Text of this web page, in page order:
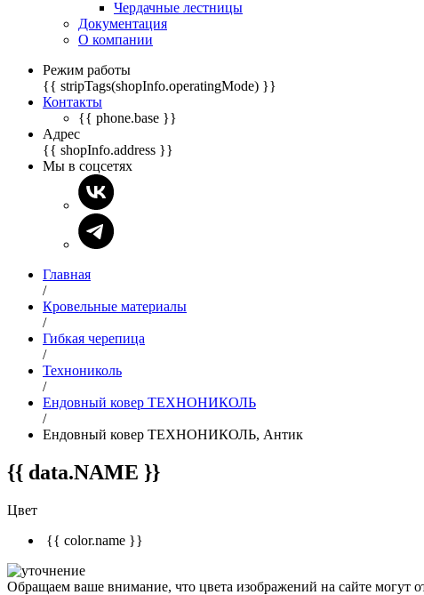
Чердачные лестницы
Документация
О компании
Режим работы
{{ stripTags(shopInfo.operatingMode) }}
Контакты
{{ phone.base }}
Адрес
{{ shopInfo.address }}
Мы в соцсетях
Главная
/
Кровельные материалы
/
Гибкая черепица
/
Технониколь
/
Ендовный ковер ТЕХНОНИКОЛЬ
/
Ендовный ковер ТЕХНОНИКОЛЬ, Антик
{{ data.NAME }}
Цвет
{{ color.name }}
Обращаем ваше внимание, что цвета изображений на сайте могут